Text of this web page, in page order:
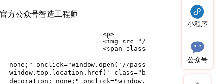
官方公众号智造工程师
小程序
公众号